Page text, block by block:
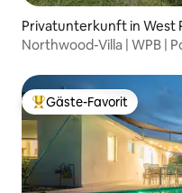
Privatunterkunft in West
Northwood-Villa | WPB |
Beliebter Gäste-Favorit.
Gäste-Favorit